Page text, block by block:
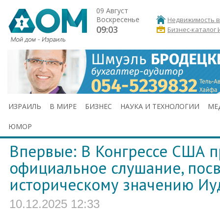
09 Август
Воскресенье
09:03
Недвижимость
Бизнес-каталог
ИЗРАИЛЬ В МИРЕ БИЗНЕС НАУКА И ТЕХНОЛОГИИ
ЮМОР
Впервые: В Конгрессе США
официальное слушание,
историческому значению
10.12.2025 12:33